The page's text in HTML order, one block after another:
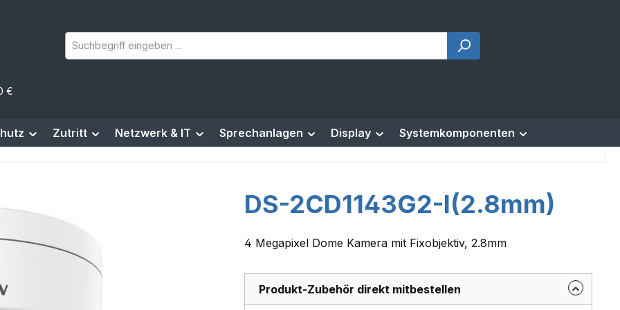
€
Zutritt Netzwerk & IT Sprechanlagen Display Systemkomponenten
DS-2CD1143G2-I(2.8mm)
4 Megapixel Dome Kamera mit Fixobjektiv, 2.8mm
Produkt-Zubehör direkt mitbestellen